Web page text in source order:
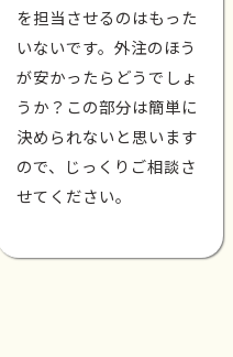
を担当させるのはもった
いないです。外注のほう
が安かったらどうでしょ
うか？この部分は簡単に
決められないと思います
ので、じっくりご相談さ
せてください。